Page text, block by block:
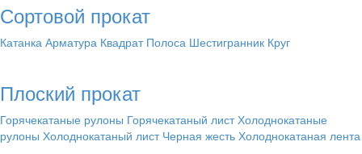
Сортовой прокат
Катанка Арматура Квадрат Полоса Шестигранник Круг
Плоский прокат
Горячекатаные рулоны Горячекатаный лист Холоднокатаные
рулоны Холоднокатаный лист Черная жесть Холоднокатаная лента